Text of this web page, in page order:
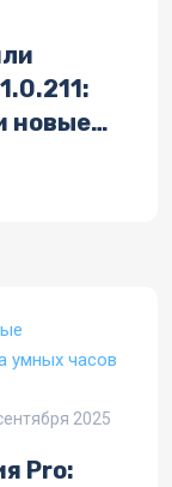
новые
2025
Pro: